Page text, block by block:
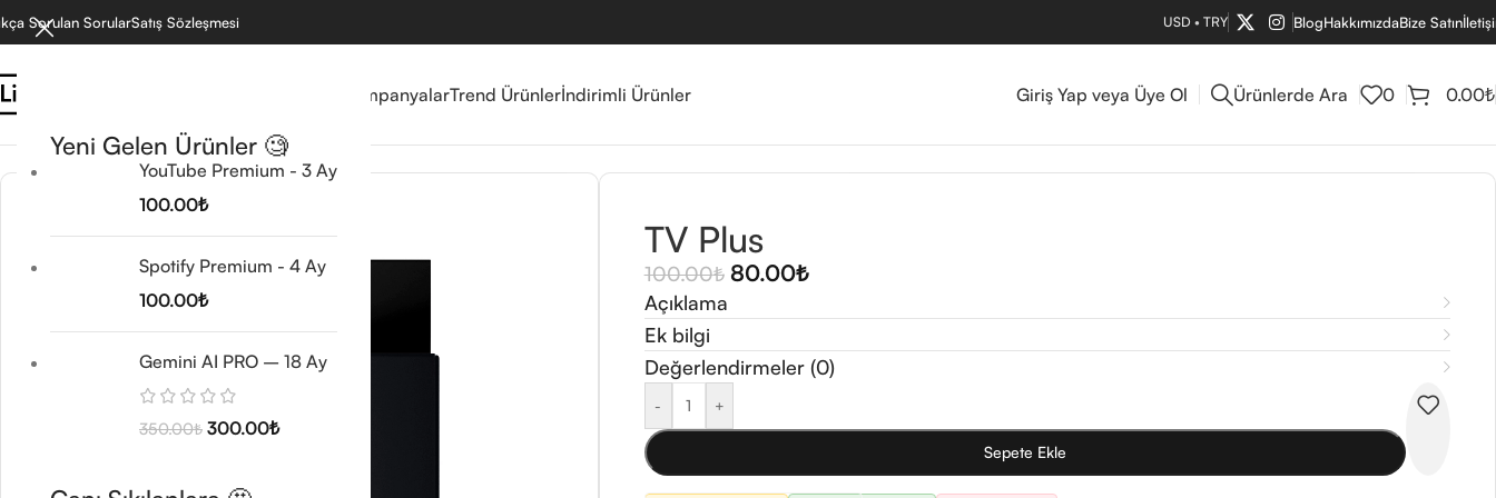
Yeni Gelen Ürünler 🧐
YouTube Premium - 3 Ay
100.00₺
Spotify Premium - 4 Ay
100.00₺
Gemini AI PRO – 18 Ay
350.00₺ 300.00₺
Sorulan SorularSatış Sözleşmesi USD •TRY BlogHakkımızdaBize Satın
KampanyalarTrend Ürünlerİndirimli Ürünler Giriş Yap veya Üye Ol Ürünlerde Ara 0 0.00₺
Ana Sayfa Eğlence TV Plus
TV Plus
100.00₺ 80.00₺
Açıklama
Ek bilgi
Değerlendirmeler (0)
- +
Sepete Ekle